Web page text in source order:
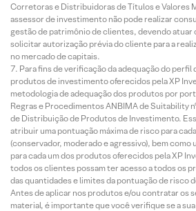
Corretoras e Distribuidoras de Títulos e Valores
assessor de investimento não pode realizar
gestão de patrimônio de clientes, devendo
solicitar autorização prévia do cliente para a
no mercado de capitais.
Para fins de verificação da adequação do
produtos de investimento oferecidos pela XP
metodologia de adequação dos produtos por
Regras e Procedimentos ANBIMA de Suitability
de Distribuição de Produtos de Investimento.
atribuir uma pontuação máxima de risco para
(conservador, moderado e agressivo), bem como
para cada um dos produtos oferecidos pela XP
todos os clientes possam ter acesso a todos os
das quantidades e limites da pontuação de risco
Antes de aplicar nos produtos e/ou contratar os
material, é importante que você verifique se a